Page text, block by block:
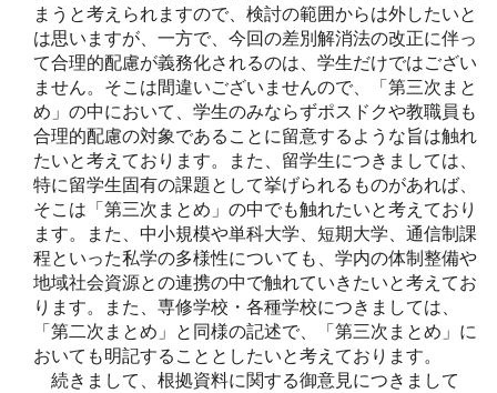
まうと考えられますので、検討の範囲からは外したいと
は思いますが、一方で、今回の差別解消法の改正に伴っ
て合理的配慮が義務化されるのは、学生だけではござい
ません。そこは間違いございませんので、「第三次まと
め」の中において、学生のみならずポスドクや教職員も
合理的配慮の対象であることに留意するような旨は触れ
たいと考えております。また、留学生につきましては、
特に留学生固有の課題として挙げられるものがあれば、
そこは「第三次まとめ」の中でも触れたいと考えており
ます。また、中小規模や単科大学、短期大学、通信制課
程といった私学の多様性についても、学内の体制整備や
地域社会資源との連携の中で触れていきたいと考えてお
ります。また、専修学校・各種学校につきましては、
「第二次まとめ」と同様の記述で、「第三次まとめ」に
おいても明記することとしたいと考えております。
続きまして、根拠資料に関する御意見につきまして